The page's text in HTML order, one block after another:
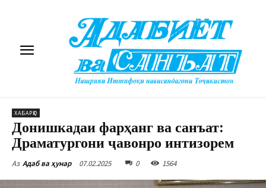
ХАБАРҲО
Донишкадаи фарҳанг ва санъат:
Драматургони ҷавонро интизорем
Аз Адаб ва ҳунар 07.02.2025 0 1564